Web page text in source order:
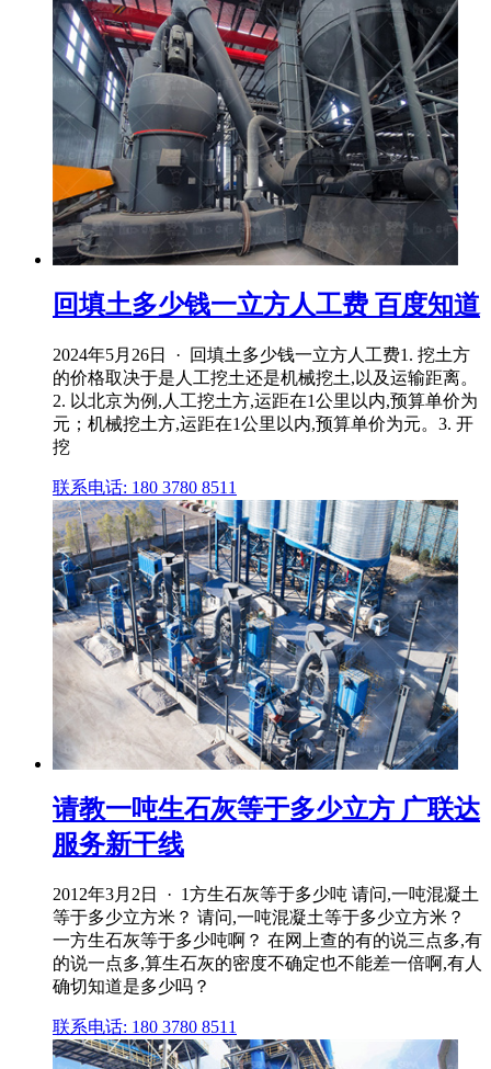
回填土多少钱一立方人工费 百度知道
2024年5月26日 · 回填土多少钱一立方人工费1. 挖土方
的价格取决于是人工挖土还是机械挖土,以及运输距离。
2. 以北京为例,人工挖土方,运距在1公里以内,预算单价为
元；机械挖土方,运距在1公里以内,预算单价为元。3. 开
挖
联系电话: 180 3780 8511
请教一吨生石灰等于多少立方 广联达
服务新干线
2012年3月2日 · 1方生石灰等于多少吨 请问,一吨混凝土
等于多少立方米？ 请问,一吨混凝土等于多少立方米？
一方生石灰等于多少吨啊？ 在网上查的有的说三点多,有
的说一点多,算生石灰的密度不确定也不能差一倍啊,有人
确切知道是多少吗？
联系电话: 180 3780 8511